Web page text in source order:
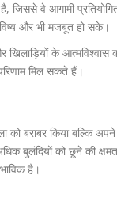
वे आगामी
और भी मजबूत हो सके।
के आत्मविश्वास
मिल सकते हैं।
बराबर किया बल्कि
बुलंदियों को छूने की
है।